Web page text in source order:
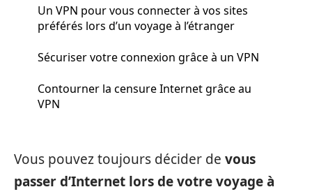
Un VPN pour vous connecter à vos sites
préférés lors d’un voyage à l’étranger
Sécuriser votre connexion grâce à un VPN
Contourner la censure Internet grâce au
VPN
Vous pouvez toujours décider de vous
passer d’Internet lors de votre voyage à